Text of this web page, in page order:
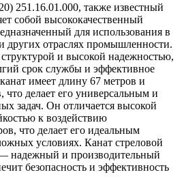
251.16.01.000, также известный
собой высококачественный
для использования в
других отраслях промышленности.
и высокой надежностью,
срок службы и эффективное
имеет длину 67 метров и
что делает его универсальным и
задач. Он отличается высокой
к воздействию
что делает его идеальным
условиях. Канат стреловой
надежный и производительный
безопасность и эффективность